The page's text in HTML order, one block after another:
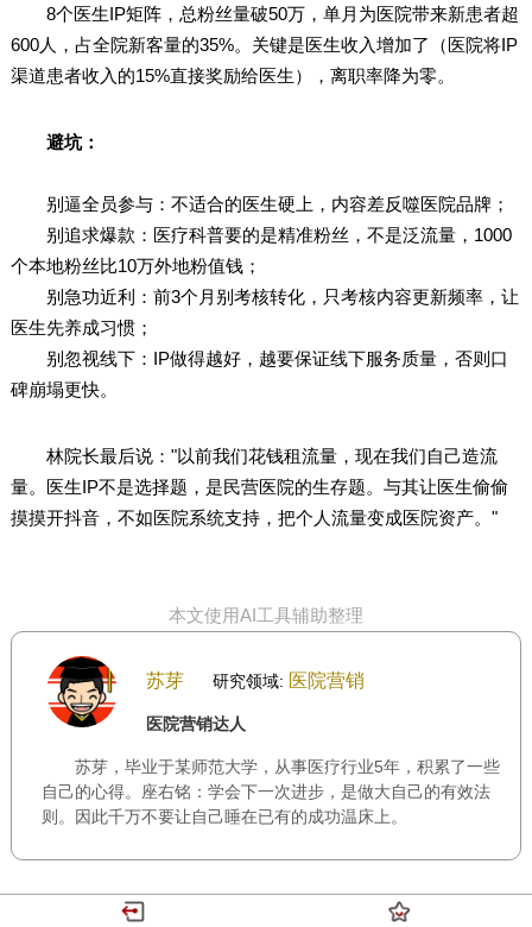
8个医生IP矩阵，总粉丝量破50万，单月为医院带来新患者超
600人，占全院新客量的35%。关键是医生收入增加了（医院将IP
渠道患者收入的15%直接奖励给医生），离职率降为零。
避坑：
别逼全员参与：不适合的医生硬上，内容差反噬医院品牌；
别追求爆款：医疗科普要的是精准粉丝，不是泛流量，1000
个本地粉丝比10万外地粉值钱；
别急功近利：前3个月别考核转化，只考核内容更新频率，让
医生先养成习惯；
别忽视线下：IP做得越好，越要保证线下服务质量，否则口
碑崩塌更快。
林院长最后说："以前我们花钱租流量，现在我们自己造流
量。医生IP不是选择题，是民营医院的生存题。与其让医生偷偷
摸摸开抖音，不如医院系统支持，把个人流量变成医院资产。"
本文使用AI工具辅助整理
苏芽 研究领域: 医院营销
医院营销达人
苏芽，毕业于某师范大学，从事医疗行业5年，积累了一些
自己的心得。座右铭：学会下一次进步，是做大自己的有效法
则。因此千万不要让自己睡在已有的成功温床上。